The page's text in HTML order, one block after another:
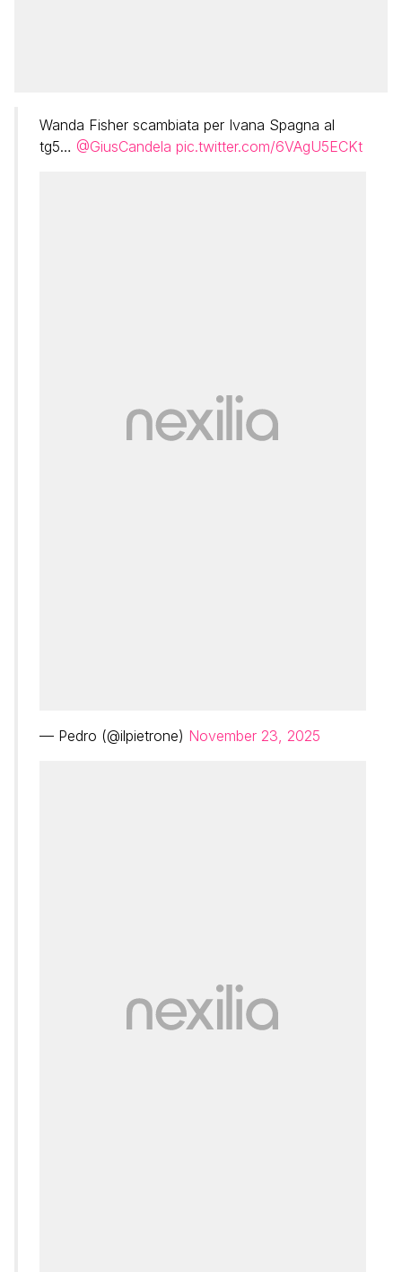
Wanda Fisher scambiata per Ivana Spagna al
tg5… @GiusCandela pic.twitter.com/6VAgU5ECKt
— Pedro (@ilpietrone) November 23, 2025